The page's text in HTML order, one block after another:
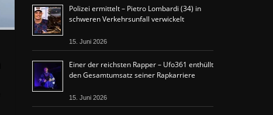
Polizei ermittelt – Pietro Lombardi (34) in
schweren Verkehrsunfall verwickelt
15. Juni 2026
Einer der reichsten Rapper – Ufo361 enthüllt
den Gesamtumsatz seiner Rapkarriere
15. Juni 2026